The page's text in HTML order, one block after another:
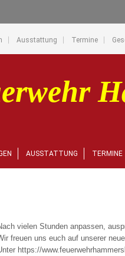
Ausstattung Termine
AUSSTATTUNG TERMINE
vielen Stunden anpassen,
freuen uns euch auf unserer
https://